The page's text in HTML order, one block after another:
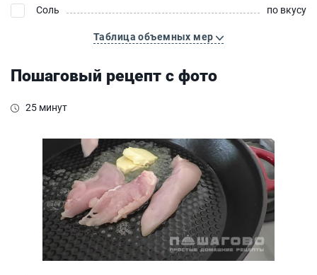
Соль
по вкусу
Таблица объемных мер
Пошаговый рецепт с фото
25 минут